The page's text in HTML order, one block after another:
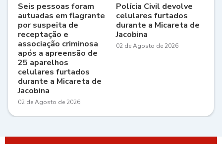
Seis pessoas foram
autuadas em flagrante
por suspeita de
receptação e
associação criminosa
após a apreensão de
25 aparelhos
celulares furtados
durante a Micareta de
Jacobina
02 de Agosto de 2026
Polícia Civil devolve
celulares furtados
durante a Micareta de
Jacobina
02 de Agosto de 2026